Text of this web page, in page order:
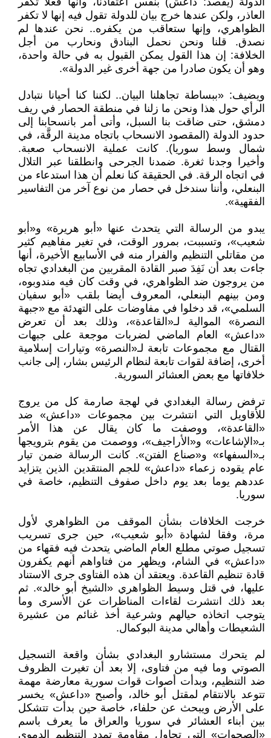
العاذر، ولكن عندها خرج بيان للدولة تقول فيه إنها لا تكفر
الظواهري، وإنها ستعاقب من يكفره.. نحن عندها لم
نصدق. قلنا ونحن نحمل البنادق ونحارب من أجل
الخلافة: إن هذا القول يمكن القبول به في حالة واحدة،
وهو أن يكون صادرا من جهة أخرى غير الدولة».
ويضيف: «ببساطة تجاهلنا البيان.. لكننا كنا أحيانا نتبادل
الرأي حول هذا ونحن ما زلنا في منطقة الحصار في ريف
دمشق، حتى ضاقت بنا السبل، وأتى أمر بانسحابنا إلى
حدود الدولة (المقصود الانسحاب باتجاه مدينة الرقَّة، في
شمال وسط سوريا). كانت عملية الانسحاب صعبة.
وأخيرا وجدنا ثغرة. ضمدنا الجرحى وانطلقنا عبر التلال
في اتجاه الرقة. في الحقيقة كنا نعلم أن هذا استدعاء من
البنعلي، وأننا سندخل في حصار من نوع آخر من التفاسير
الفقهية».
يبدو من الرسالة التي يتحدث عنها «أبو هريرة» و«أبو
شعيب»، وتسببت، بمرور الوقت، في تغير مفاهيم كثير
من مقاتلي التنظيم والفرار منه في الأسابيع الأخيرة، أنها
جاءت بعد أن نَفِدَ صبر القادة المقربين من البغدادي تجاه
من يروجون ضد الظواهري، في وقت كان فيه مندوبوه،
ومن بينهم البنعلي، المعروف أيضا بلقب «أبو سفيان
السلمي»، قد دخلوا في مفاوضات على التهدئة مع «جبهة
النصرة» الموالية لـ«القاعدة»، وذلك بعد أن تعرض
«داعش» العام الماضي لضربات موجعة على جبهات
القتال مع مجموعات تابعة لـ«النصرة» وتيارات إسلامية
أخرى، إضافة لقوات تابعة لنظام الرئيس بشار، إلى جانب
خلافاتها مع بعض العشائر السورية.
ترفض رسالة البغدادي في لهجة صارمة كل من يروج
للأقاويل التي انتشرت بين مجموعات «داعش» ضد
«القاعدة»، ووصفت ما كان يقال عن هذا الأمر
بـ«الإشاعات» و«الأراجيف»، ووصمت من يقوم بترويجها
بـ«السفهاء» و«صناع الفتن». كانت الرسالة ضمن تيار
عام يقوده زعماء «داعش» للجم المنتقدين الذين يتزايد
عددهم يوما بعد يوم داخل صفوف التنظيم، خاصة في
سوريا.
خرجت الخلافات بشأن الموقف من الظواهري لأول
مرة، وفقا لشهادة «أبو شعيب»، حين جرى تسريب
تسجيل صوتي مطلع العام الماضي يتحدث فيه فقهاء من
«داعش» في الشام، ويظهر من فتاواهم أنهم يكفرون
قادة تنظيم القاعدة. ويعتقد أن هذه الفتاوى جرى الاستناد
عليها، في قتل وسيط الظواهري «الشيخ أبو خالد». ثم
بعد ذلك انتشرت لقاءات المناظرات عن الأسرى وما
يتوجب اتخاذه حيالهم وشرعية أخذ غنائم من عشيرة
الشعيطات وأهالي مدينة البوكمال.
لم يتحرك مستشارو البغدادي بشأن واقعة التسجيل
الصوتي وما فيه من فتاوى، إلا بعد أن تغيرت الظروف
ضد التنظيم، وبدأت أصوات قوات سورية معارضة مهمة
تتوعد بالانتقام لمقتل أبو خالد، وأصبح «داعش» يخسر
على الأرض ويبحث عن حلفاء، خاصة حين بدأت تتشكل
بين أبناء العشائر في سوريا والعراق ما يعرف باسم
«الصحوات» التي تحاول مقاومة تمدد التنظيم الدموي